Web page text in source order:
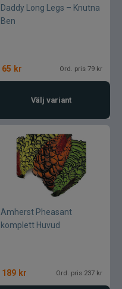
Daddy Long Legs – Knutna
Ben
65 kr Ord. pris 79 kr
Välj variant
Amherst Pheasant
komplett Huvud
189 kr Ord. pris 237 kr